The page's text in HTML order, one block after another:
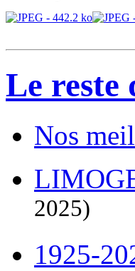
Le reste
Nos
2025)
1925-